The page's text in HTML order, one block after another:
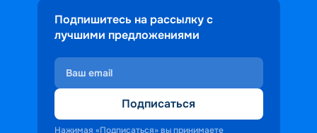
Подпишитесь на рассылку с
лучшими предложениями
Подписаться
Нажимая «Подписаться» вы принимаете